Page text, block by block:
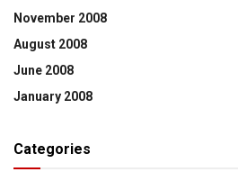
November 2008
August 2008
June 2008
January 2008
Categories